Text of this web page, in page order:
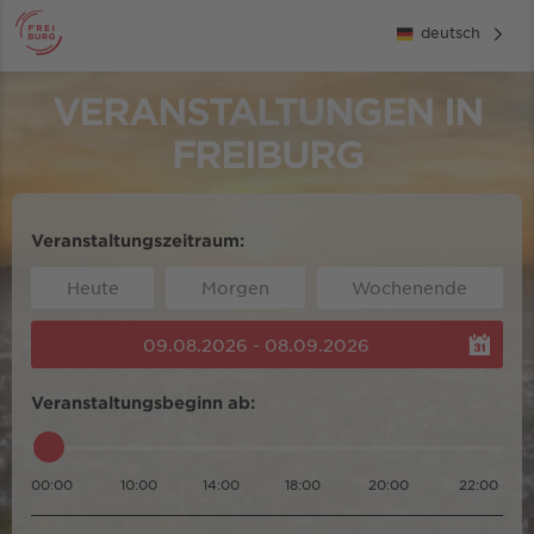
deutsch
VERANSTALTUNGEN IN
FREIBURG
Veranstaltungszeitraum:
Heute Morgen Wochenende
09.08.2026 - 08.09.2026
Veranstaltungsbeginn ab:
00:00 10:00 14:00 18:00 20:00 22:00